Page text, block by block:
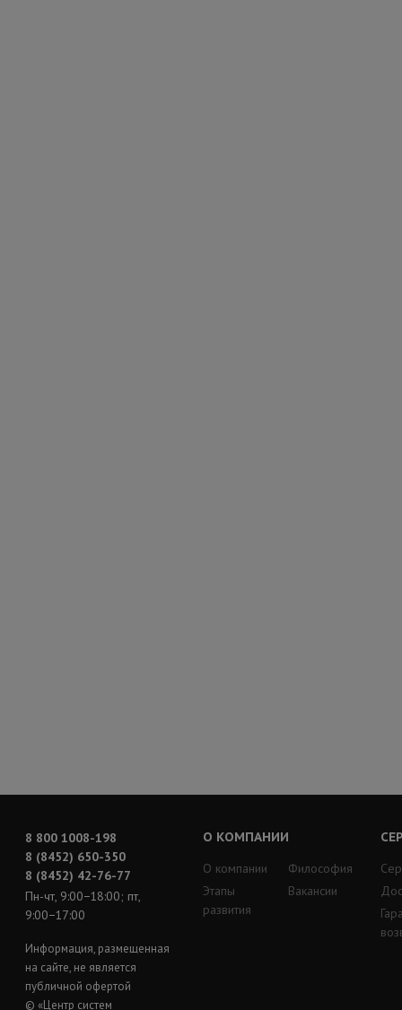
8 800 1008-198
8 (8452) 650-350
8 (8452) 42-76-77
Пн-чт, 9:00−18:00; пт,
9:00−17:00
Информация, размещенная
на сайте, не является
публичной офертой
© «Центр систем
О КОМПАНИИ
О компании
Этапы
развития
Философия
Вакансии